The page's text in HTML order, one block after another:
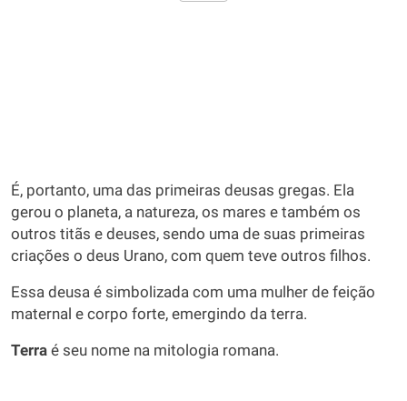
É, portanto, uma das primeiras deusas gregas. Ela
gerou o planeta, a natureza, os mares e também os
outros titãs e deuses, sendo uma de suas primeiras
criações o deus Urano, com quem teve outros filhos.
Essa deusa é simbolizada com uma mulher de feição
maternal e corpo forte, emergindo da terra.
Terra é seu nome na mitologia romana.